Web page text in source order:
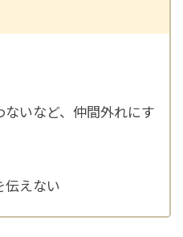
いなど、仲間外れにす
伝えない